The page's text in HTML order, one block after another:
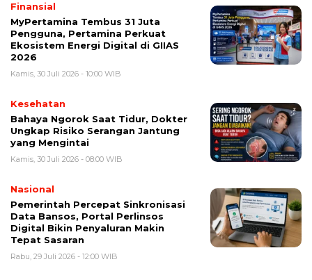
Finansial
MyPertamina Tembus 31 Juta
Pengguna, Pertamina Perkuat
Ekosistem Energi Digital di GIIAS
2026
Kamis, 30 Juli 2026 - 10:00 WIB
Kesehatan
Bahaya Ngorok Saat Tidur, Dokter
Ungkap Risiko Serangan Jantung
yang Mengintai
Kamis, 30 Juli 2026 - 08:00 WIB
Nasional
Pemerintah Percepat Sinkronisasi
Data Bansos, Portal Perlinsos
Digital Bikin Penyaluran Makin
Tepat Sasaran
Rabu, 29 Juli 2026 - 12:00 WIB